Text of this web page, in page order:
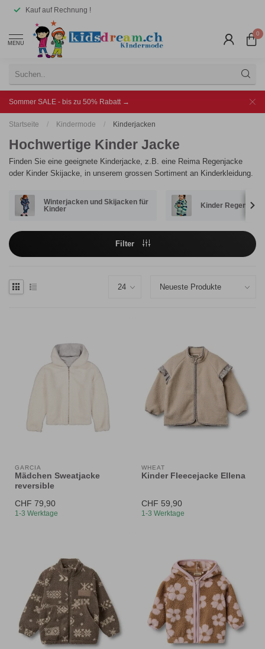
Kauf auf Rechnung !
MENU
0
Sommer SALE - bis zu 50% Rabatt →
Startseite / Kindermode / Kinderjacken
Hochwertige Kinder Jacke
Finden Sie eine geeignete Kinderjacke, z.B. eine Reima Regenjacke
oder Kinder Skijacke, in unserem grossen Sortiment an Kinderkleidung.
Winterjacken und Skijacken für
Kinder
Kinder
Filter
GARCIA
Mädchen Sweatjacke
reversible
CHF 79,90
1-3 Werktage
WHEAT
Kinder Fleecejacke Ellena
CHF 59,90
1-3 Werktage